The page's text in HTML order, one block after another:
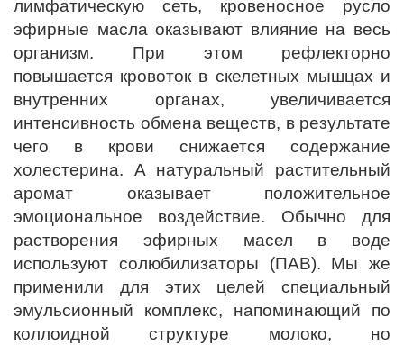
лимфатическую сеть, кровеносное русло
эфирные масла оказывают влияние на весь
организм. При этом рефлекторно
повышается кровоток в скелетных мышцах и
внутренних органах, увеличивается
интенсивность обмена веществ, в результате
чего в крови снижается содержание
холестерина. А натуральный растительный
аромат оказывает положительное
эмоциональное воздействие. Обычно для
растворения эфирных масел в воде
используют солюбилизаторы (ПАВ). Мы же
применили для этих целей специальный
эмульсионный комплекс, напоминающий по
коллоидной структуре молоко, но